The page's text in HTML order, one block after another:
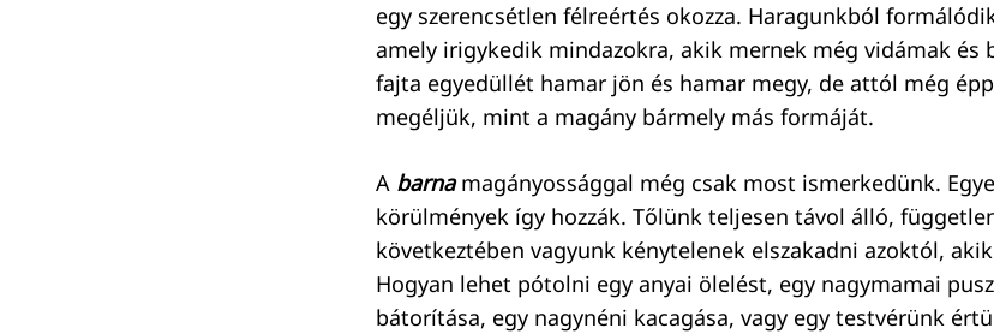
egy szerencsétlen félreértés okozza. Haragunkból
amely irigykedik mindazokra, akik mernek még vidámak és
fajta egyedüllét hamar jön és hamar megy, de attól még
megéljük, mint a magány bármely más formáját.
A barna magányossággal még csak most ismerkedünk.
körülmények így hozzák. Tőlünk teljesen távol álló,
következtében vagyunk kénytelenek elszakadni azoktól,
Hogyan lehet pótolni egy anyai ölelést, egy nagymamai
bátorítása, egy nagynéni kacagása, vagy egy testvérünk